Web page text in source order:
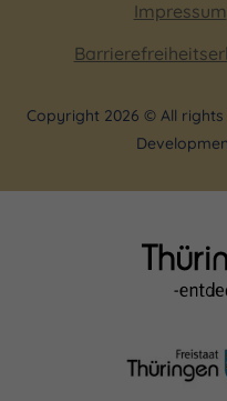
Impressum
Copyright 2026 © All